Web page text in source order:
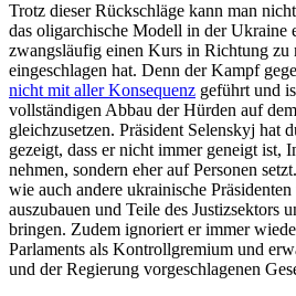
Trotz dieser Rückschläge kann man
das oligarchische Modell in der Ukraine
zwangsläufig einen Kurs in Richtung zu
eingeschlagen hat. Denn der Kampf
nicht mit aller Konsequenz geführt und
vollständigen Abbau der Hürden auf
gleichzusetzen. Präsident Selen­skyj hat
gezeigt, dass er nicht immer geneigt ist,
nehmen, sondern eher auf Personen
wie auch andere ukrainische
auszubauen und Teile des Justizsektors
brin­gen. Zudem ignoriert er immer
Parlaments als Kontrollgremium und
und der Regierung vorgeschlagenen